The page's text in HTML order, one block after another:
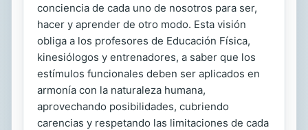
conciencia de cada uno de nosotros para ser,
hacer y aprender de otro modo. Esta visión
obliga a los profesores de Educación Física,
kinesiólogos y entrenadores, a saber que los
estímulos funcionales deben ser aplicados en
armonía con la naturaleza humana,
aprovechando posibilidades, cubriendo
carencias y respetando las limitaciones de cada